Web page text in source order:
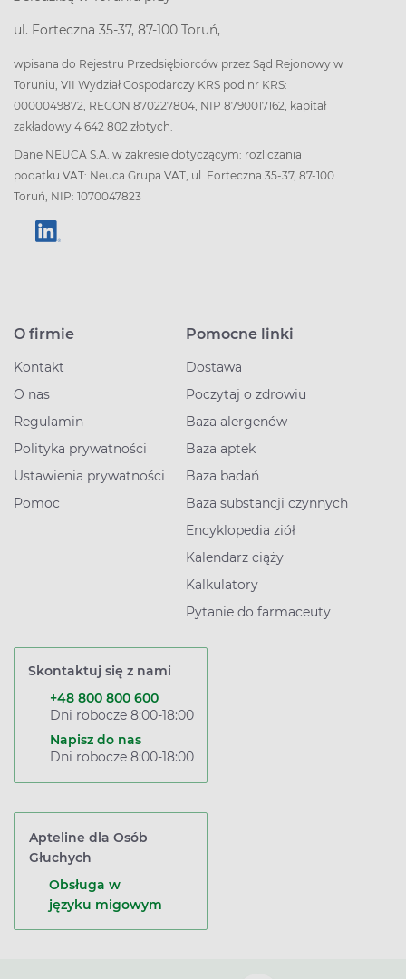
ul. Forteczna 35-37, 87-100 Toruń,
wpisana do Rejestru Przedsiębiorców przez Sąd Rejonowy w
Toruniu, VII Wydział Gospodarczy KRS pod nr KRS:
0000049872, REGON 870227804, NIP 8790017162, kapitał
zakładowy 4 642 802 złotych.
Dane NEUCA S.A. w zakresie dotyczącym: rozliczania
podatku VAT: Neuca Grupa VAT, ul. Forteczna 35-37, 87-100
Toruń, NIP: 1070047823
O firmie
Kontakt
O nas
Regulamin
Polityka prywatności
Ustawienia prywatności
Pomoc
Pomocne linki
Dostawa
Poczytaj o zdrowiu
Baza alergenów
Baza aptek
Baza badań
Baza substancji czynnych
Encyklopedia ziół
Kalendarz ciąży
Kalkulatory
Pytanie do farmaceuty
Skontaktuj się z nami
+48 800 800 600
Dni robocze 8:00-18:00
Napisz do nas
Dni robocze 8:00-18:00
Apteline dla Osób
Głuchych
Obsługa w
języku migowym